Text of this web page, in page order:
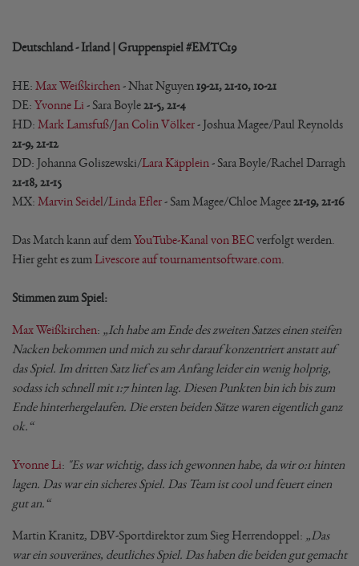
Deutschland - Irland | Gruppenspiel #EMTC19
HE: Max Weißkirchen - Nhat Nguyen 19-21, 21-10, 10-21
DE: Yvonne Li - Sara Boyle21-5, 21-4
HD: Mark Lamsfuß/Jan Colin Völker- Joshua Magee/Paul Reynolds
21-9, 21-12
DD: Johanna Goliszewski/Lara Käpplein - Sara Boyle/Rachel Darragh
21-18, 21-15
MX: Marvin Seidel/Linda Efler- Sam Magee/Chloe Magee21-19, 21-16
Das Match kann auf dem YouTube-Kanal von BECverfolgt werden.
Hier geht es zum Livescore auf tournamentsoftware.com
Stimmen zum Spiel:
Max Weißkirchen: „Ich habe am Ende des zweiten Satzes einen steifen
Nacken bekommen und mich zu sehr darauf konzentriert anstatt auf
das Spiel. Im dritten Satz lief es am Anfang leider ein wenig holprig,
sodass ich schnell mit 1:7 hinten lag. Diesen Punkten bin ich bis zum
Ende hinterhergelaufen. Die ersten beiden Sätze waren eigentlich ganz
ok.“
Yvonne Li: "Es war wichtig, dass ich gewonnen habe, da wir 0:1 hinten
lagen. Das war ein sicheres Spiel. Das Team ist cool und feuert einen
gut an.“
Martin Kranitz, DBV-Sportdirektor zum Sieg Herrendoppel: „Das
war ein souveränes, deutliches Spiel. Das haben die beiden gut gemacht